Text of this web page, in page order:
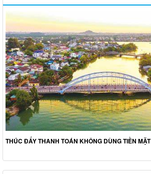
THÚC ĐẨY THANH TOÁN KHÔNG DÙNG TIỀN MẶT